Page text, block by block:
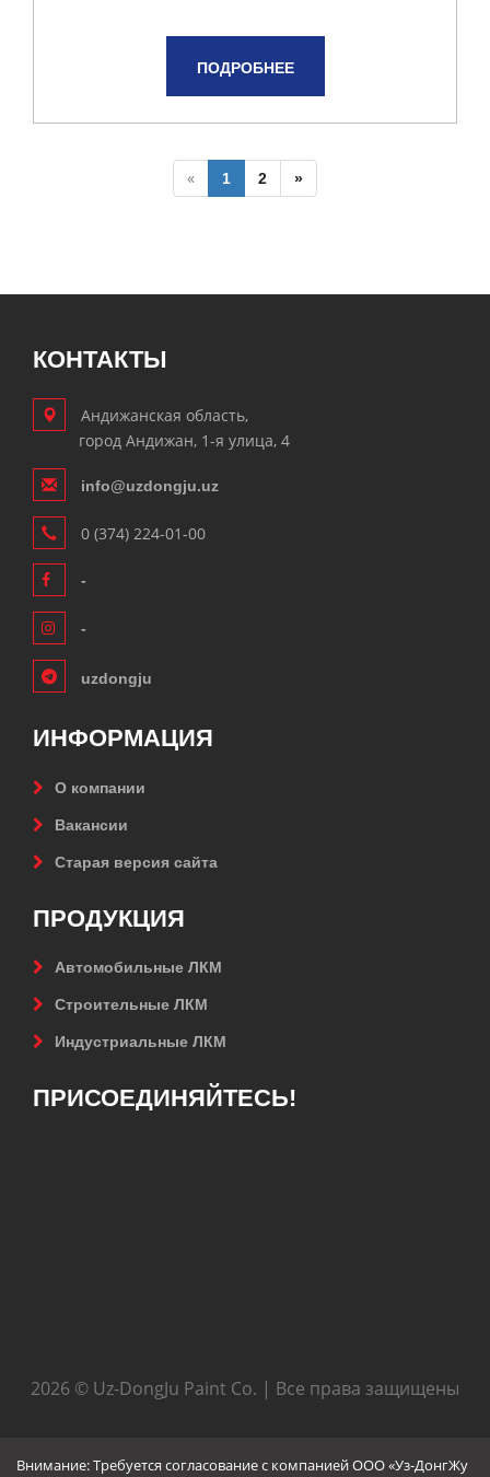
ПОДРОБНЕЕ
« 1 2 »
КОНТАКТЫ
Андижанская область,
город Андижан, 1-я улица, 4
info@uzdongju.uz
0 (374) 224-01-00
-
-
uzdongju
ИНФОРМАЦИЯ
О компании
Вакансии
Старая версия сайта
ПРОДУКЦИЯ
Автомобильные ЛКМ
Строительные ЛКМ
Индустриальные ЛКМ
ПРИСОЕДИНЯЙТЕСЬ!
2026 © Uz-DongJu Paint Co. | Все права защищены
Внимание: Требуется согласование с компанией ООО «Уз-ДонгЖу